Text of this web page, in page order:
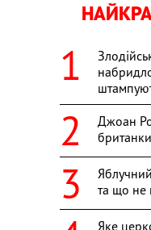
Джоан
та що не
Яке